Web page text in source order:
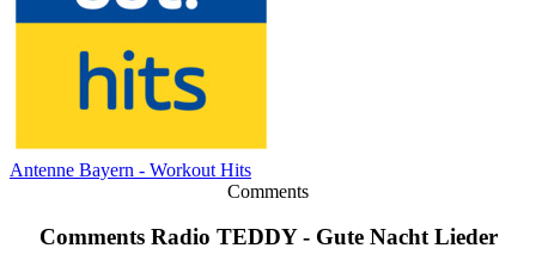
Antenne Bayern - Workout Hits
Comments
Comments Radio TEDDY - Gute Nacht Lieder